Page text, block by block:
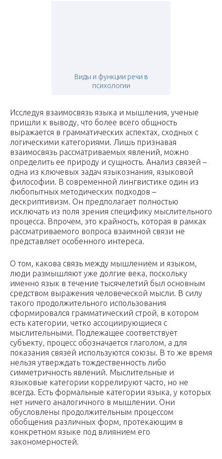
Виды и функции речи в
психологии
Исследуя взаимосвязь языка и мышления, ученые
пришли к выводу, что более всего общность
выражается в грамматических аспектах, сходных с
логическими категориями. Лишь признавая
взаимосвязь рассматриваемых явлений, можно
определить ее природу и сущность. Анализ связей –
одна из ключевых задач языкознания, языковой
философии. В современной лингвистике один из
любопытных методических подходов –
дескриптивизм. Он предполагает полностью
исключать из поля зрения специфику мыслительного
процесса. Впрочем, это крайность, которая в рамках
рассматриваемого вопроса взаимной связи не
представляет особенного интереса.
О том, какова связь между мышлением и языком,
люди размышляют уже долгие века, поскольку
именно язык в течение тысячелетий был основным
средством выражения человеческой мысли. В силу
такого продолжительного использования
сформировался грамматический строй, в котором
есть категории, четко ассоциирующиеся с
мыслительными. Подлежащее соответствует
субъекту, процесс обозначается глаголом, а для
показания связей используются союзы. В то же время
нельзя утверждать тождественность либо
симметричность явлений. Мыслительные и
языковые категории коррелируют часто, но не
всегда. Есть формальные категории языка, у которых
нет ничего аналогичного в мышлении. Они
обусловлены продолжительным процессом
обобщения различных форм, протекающим в
конкретном языке под влиянием его
закономерностей.